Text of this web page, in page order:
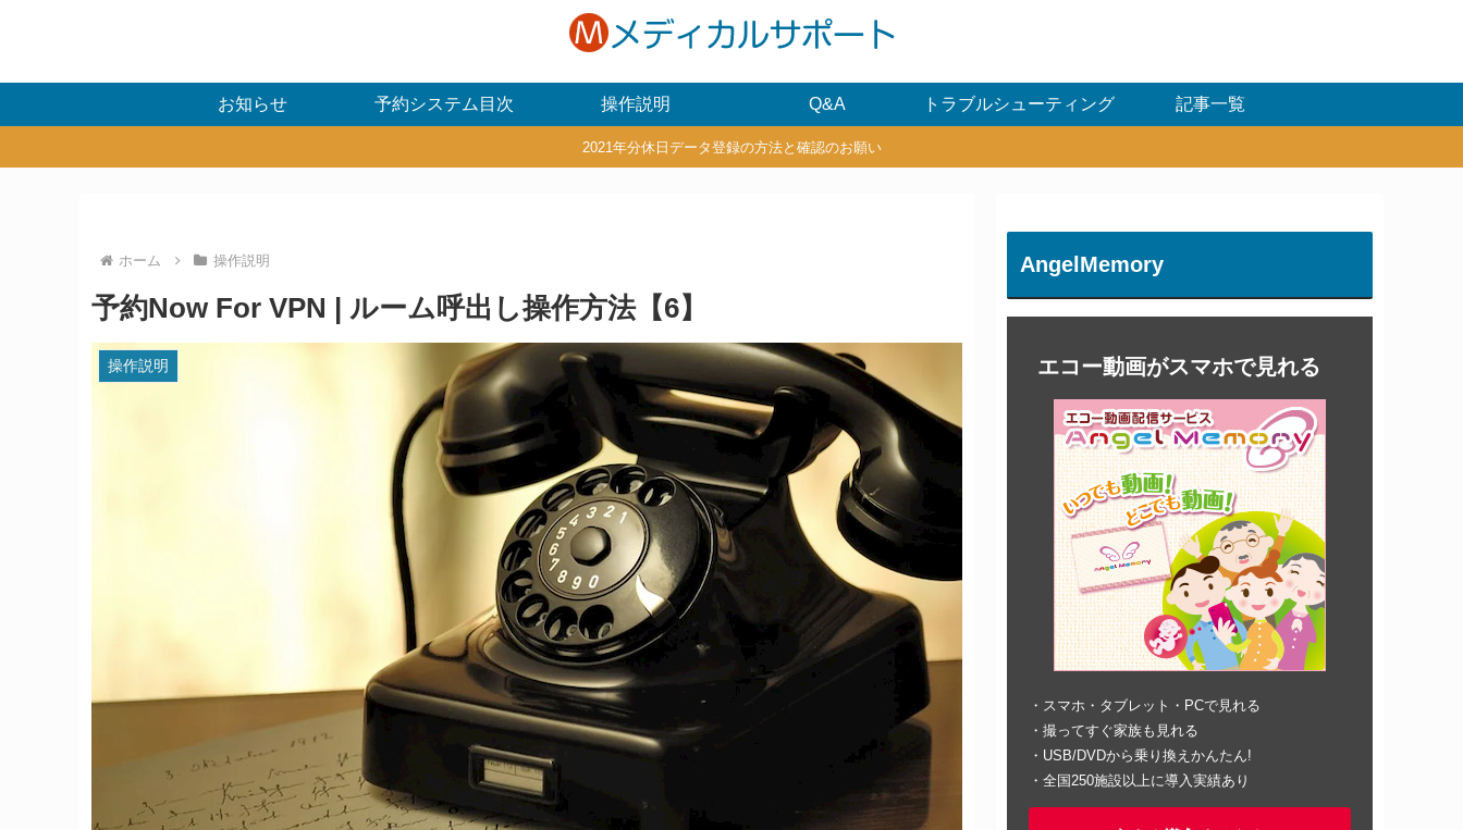
お知らせ 予約システム目次 操作説明 Q&A トラブルシューティング 記事一覧
2021年分休日データ登録の方法と確認のお願い
ホーム 操作説明
予約Now For VPN | ルーム呼出し操作方法【6】
操作説明
AngelMemory
エコー動画がスマホで見れる
・スマホ・タブレット・PCで見れる
・撮ってすぐ家族も見れる
・USB/DVDから乗り換えかんたん!
・全国250施設以上に導入実績あり